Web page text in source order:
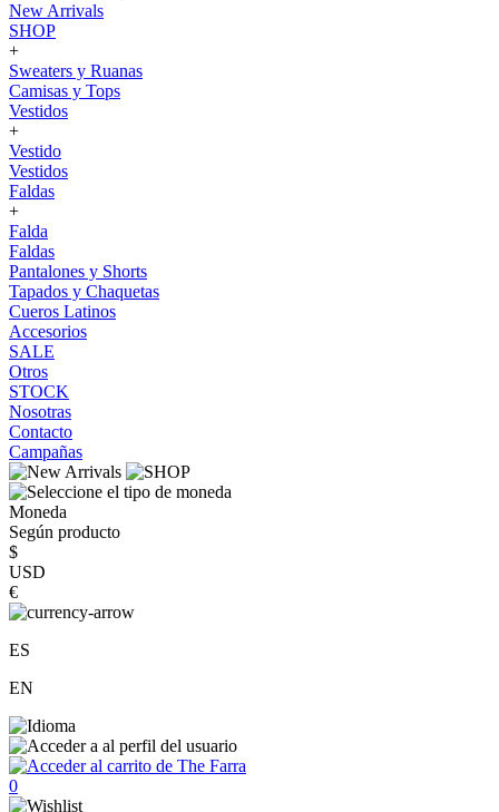
New Arrivals
SHOP
+
Sweaters y Ruanas
Camisas y Tops
Vestidos
+
Vestido
Vestidos
Faldas
+
Falda
Faldas
Pantalones y Shorts
Tapados y Chaquetas
Cueros Latinos
Accesorios
SALE
Otros
STOCK
Nosotras
Contacto
Campañas
Moneda
Según producto
$
USD
€
ES
EN
0